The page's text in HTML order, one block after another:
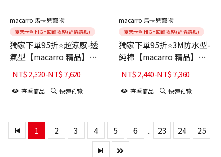
macarro 馬卡兒寵物
夏天卡利HIGH回饋攻略(詳情請點)
獨家下單95折⭐超涼感-透
氣型【macarro 精品】
LATEX乳膠床-鼠尾草綠
NT$2,320-NT$7,620
查看商品 快速預覽
macarro 馬卡兒寵物
夏天卡利HIGH回饋攻略(詳情請點)
獨家下單95折⭐3M防水型-
純棉【macarro 精品】
LATEX乳膠床-Elephant
Gray大象灰
NT$2,440-NT$7,360
查看商品 快速預覽
1 2 3 4 5 6 ... 23 24 25